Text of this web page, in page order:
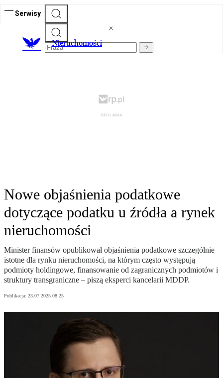
Serwisy
Nieruchomości
Nowe objaśnienia podatkowe
dotyczące podatku u źródła a rynek
nieruchomości
Minister finansów opublikował objaśnienia podatkowe szczególnie
istotne dla rynku nieruchomości, na którym często występują
podmioty holdingowe, finansowanie od zagranicznych podmiotów i
struktury transgraniczne – piszą eksperci kancelarii MDDP.
Publikacja: 23.07.2025 08:25